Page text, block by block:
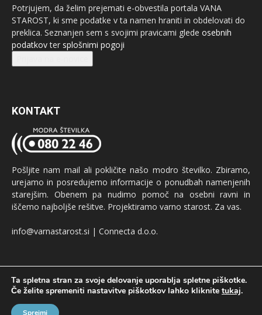
Potrjujem, da želim prejemati e-obvestila portala VANA
STAROST, ki sme podatke v ta namen hraniti in obdelovati do
preklica. Seznanjen sem s svojimi pravicami glede osebnih
podatkovter splošnimi pogoji
KONTAKT
Pošljite nam mail ali pokličite našo modro številko. Zbiramo,
urejamo in posredujemo informacije o ponudbah namenjenih
starejšim. Obenem pa nudimo pomoč na osebni ravni in
iščemo najboljše rešitve. Projektiramo varno starost. Za vas.
info@varnastarost.si | Connecta d.o.o.
GDPR
Ta spletna stran za svoje delovanje uporablja spletne piškotke.
Če želite spremeniti nastavitve piškotkov lahko kliknite tukaj.
Sprejmi